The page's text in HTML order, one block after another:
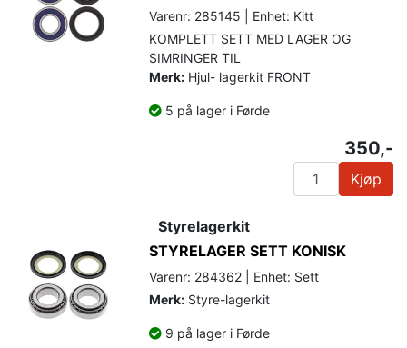
Varenr: 285145 | Enhet: Kitt
KOMPLETT SETT MED LAGER OG
SIMRINGER TIL
Merk: Hjul- lagerkit FRONT
5 på lager i Førde
350,-
Kjøp
Styrelagerkit
STYRELAGER SETT KONISK
Varenr: 284362 | Enhet: Sett
Merk: Styre-lagerkit
9 på lager i Førde